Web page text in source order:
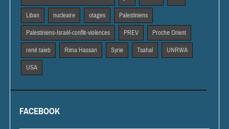
Liban nucleaire otages Palestiniens
Palestiniens-Israël-conflit-violences PREV Proche Orient
rené taieb Rima Hassan Syrie Tsahal UNRWA
USA
FACEBOOK